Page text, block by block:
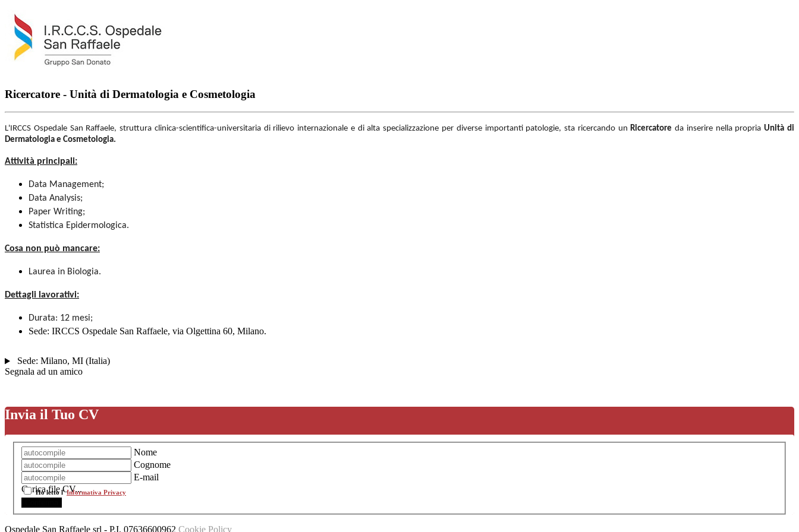
Ricercatore - Unità di Dermatologia e Cosmetologia
L'IRCCS Ospedale San Raffaele, struttura clinica-scientifica-universitaria di rilievo internazionale e di alta specializzazione per diverse importanti patologie, sta ricercando unRicercatoreda inserire nella propriaUnità di
Dermatologia e Cosmetologia.
Attività principali:
Data Management;
Data Analysis;
Paper Writing;
Statistica Epidermologica.
Cosa non può mancare:
Laurea in Biologia.
Dettagli lavorativi:
Durata: 12 mesi;
Sede: IRCCS Ospedale San Raffaele, via Olgettina 60, Milano.
Sede: Milano, MI(Italia)
Segnala ad un amico
Invia il Tuo CV
Nome
Cognome
E-mail
Carica file CV...
Ho letto l'Informativa Privacy
Ospedale San Raffaele srl - P.I. 07636600962 Cookie Policy